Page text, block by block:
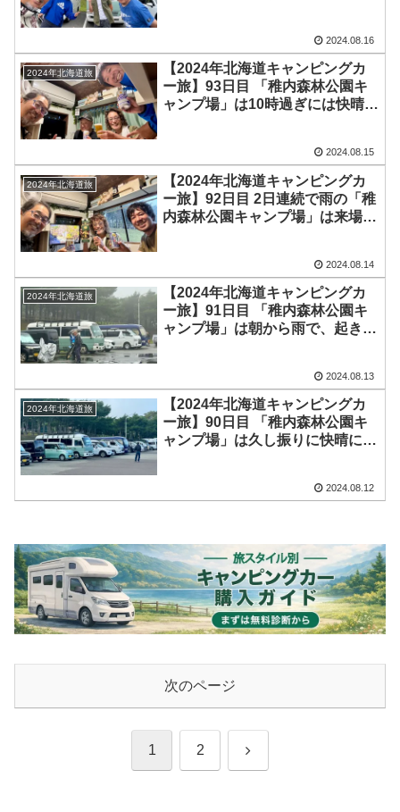
2024.08.16
2024年北海道旅
【2024年北海道キャンピングカ
ー旅】93日目 「稚内森林公園キ
ャンプ場」は10時過ぎには快晴
2024.08.15
2024年北海道旅
【2024年北海道キャンピングカ
ー旅】92日目 2日連続で雨の「稚
内森林公園キャンプ場」は来場者
2024.08.14
2024年北海道旅
【2024年北海道キャンピングカ
ー旅】91日目 「稚内森林公園キ
ャンプ場」は朝から雨で、起きた
んが到着し19時まで談笑♪2024.08.13
2024年北海道旅
【2024年北海道キャンピングカ
ー旅】90日目 「稚内森林公園キ
ャンプ場」は久し振りに快晴に！
DRIVE」さんと「バスコン遊び」
2024.08.12
次のページ
1 2 次